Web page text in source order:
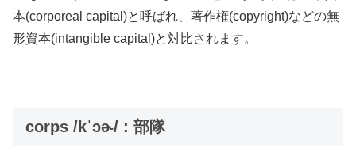
本(corporeal capital)と呼ばれ、著作権(copyright)などの無
形資本(intangible capital)と対比されます。
corps /kˈɔɚ/ : 部隊